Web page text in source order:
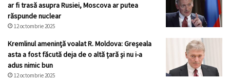
ar fi trasă asupra Rusiei, Moscova ar putea
răspunde nuclear
12 octombrie 2025
Kremlinul ameninţă voalat R. Moldova: Greșeala
asta a fost făcută deja de o altă țară și nu i-a
adus nimic bun
12 octombrie 2025